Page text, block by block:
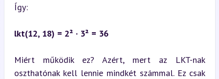
Így:
lkt(12, 18) = 2² · 3² = 36
Miért működik ez? Azért, mert az LKT-nak
oszthatónak kell lennie mindkét számmal. Ez csak